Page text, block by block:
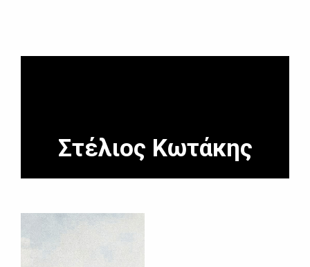
Στέλιος Κωτάκης